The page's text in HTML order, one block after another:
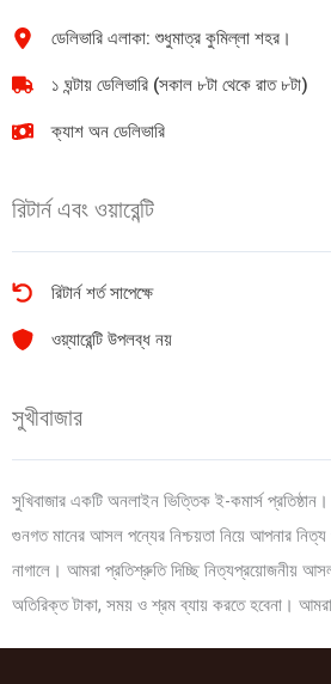
ডেলিভারি এলাকা: শুধুমাত্র কুমিল্লা শহর।
১ ঘন্টায় ডেলিভারি (সকাল ৮টা থেকে রাত ৮টা)
ক্যাশ অন ডেলিভারি
রিটার্ন এবং ওয়ারেন্টি
রিটার্ন শর্ত সাপেক্ষে
ওয়্যারেন্টি উপলব্ধ নয়
সুখীবাজার
সুখিবাজার একটি অনলাইন ভিত্তিক ই-কমার্স
গুনগত মানের আসল পন্যের নিশ্চয়তা নিয়ে আপনার
নাগালে। আমরা প্রতিশ্রুতি দিচ্ছি নিত্যপ্রয়োজনীয়
অতিরিক্ত টাকা, সময় ও শ্রম ব্যায় করতে হবেনা।